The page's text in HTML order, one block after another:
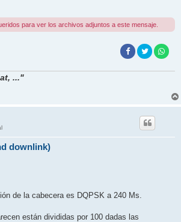
para ver los archivos adjuntos a este mensaje.
..."
downlink)
de la cabecera es DQPSK a 240 Ms.
están divididas por 100 dadas las